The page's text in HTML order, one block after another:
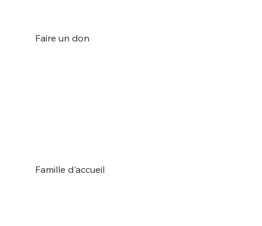
Faire un don
Famille d'accueil